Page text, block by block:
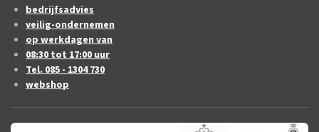
bedrijfsadvies
veilig-ondernemen
op werkdagen van
08:30 tot 17:00 uur
Tel. 085 - 1304 730
webshop